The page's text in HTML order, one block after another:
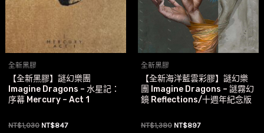
全新黑膠
【全新黑膠】謎幻樂團
Imagine Dragons – 水星記：
序幕 Mercury – Act 1
NT$1,030 原
NT$847目
全新黑膠
【全新海洋藍雲彩膠】謎幻樂
團 Imagine Dragons – 謎霧幻
鏡 Reflections/十週年紀念版
NT$1,380 原
NT$897目